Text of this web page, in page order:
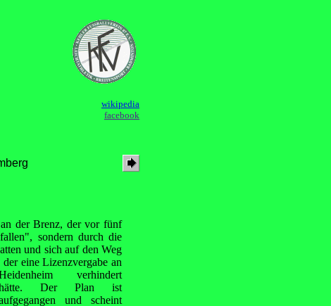
wikipedia
facebook
der Brenz, der vor fünf
sondern durch die
und sich auf den Weg
eine Lizenzvergabe an
verhindert
Der Plan ist
und scheint